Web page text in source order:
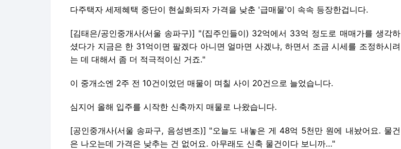
다주택자 세제혜택 중단이 현실화되자 가격을 낮춘 '급매물'이 속속 등장한겁니다.
[김태은/공인중개사(서울 송파구)] "(집주인들이) 32억에서 33억 정도로 매매가를 생각하
셨다가 지금은 한 31억이면 팔겠다 아니면 얼마면 사겠냐, 하면서 조금 시세를 조정하시려
는 데 대해서 좀 더 적극적이신 거죠."
이 중개소엔 2주 전 10건이었던 매물이 며칠 사이 20건으로 늘었습니다.
심지어 올해 입주를 시작한 신축까지 매물로 나왔습니다.
[공인중개사(서울 송파구, 음성변조)] "오늘도 내놓은 게 48억 5천만 원에 내놨어요. 물건
은 나오는데 가격은 낮추는 건 없어요. 아무래도 신축 물건이다 보니까…"